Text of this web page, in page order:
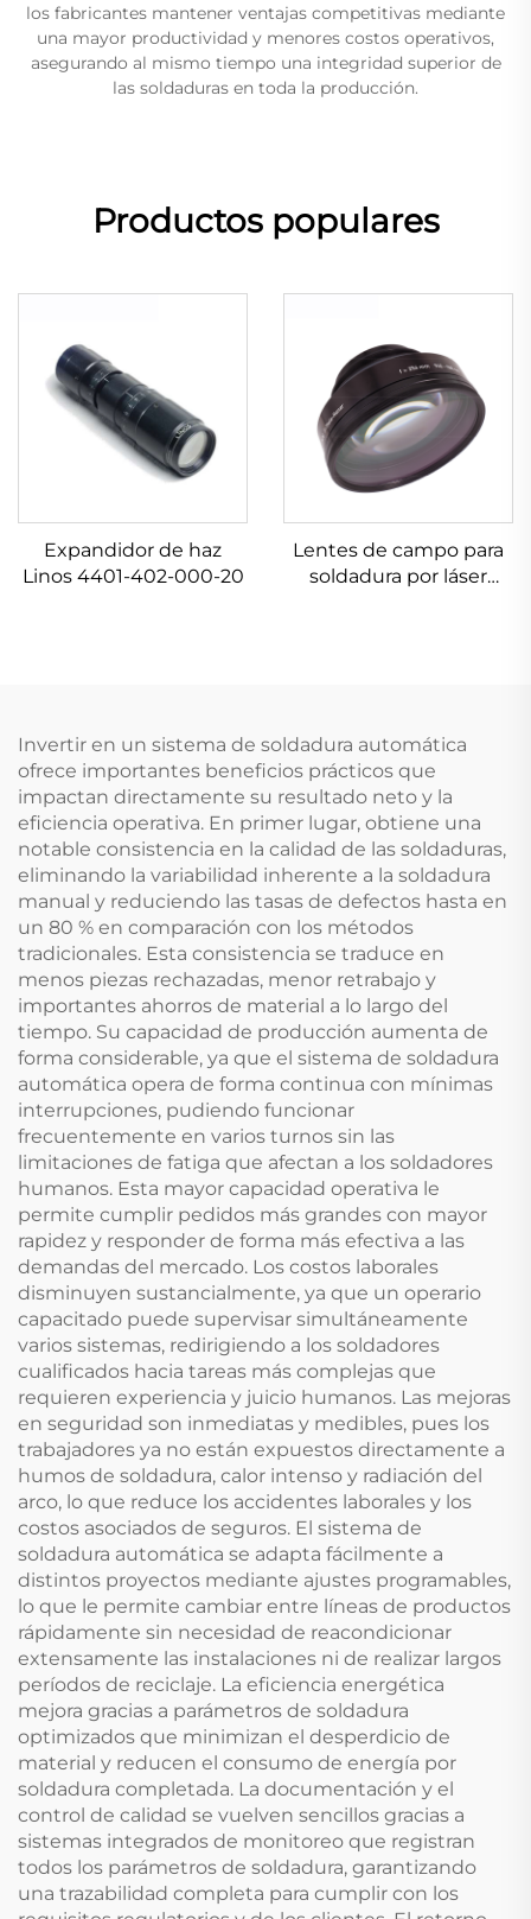
los fabricantes mantener ventajas competitivas mediante
una mayor productividad y menores costos operativos,
asegurando al mismo tiempo una integridad superior de
las soldaduras en toda la producción.
Productos populares
Expandidor de haz
Linos 4401-402-000-20
Lentes de campo para
soldadura por láser
Invertir en un sistema de soldadura automática
ofrece importantes beneficios prácticos que
impactan directamente su resultado neto y la
eficiencia operativa. En primer lugar, obtiene una
notable consistencia en la calidad de las soldaduras,
eliminando la variabilidad inherente a la soldadura
manual y reduciendo las tasas de defectos hasta en
un 80 % en comparación con los métodos
tradicionales. Esta consistencia se traduce en
menos piezas rechazadas, menor retrabajo y
importantes ahorros de material a lo largo del
tiempo. Su capacidad de producción aumenta de
forma considerable, ya que el sistema de soldadura
automática opera de forma continua con mínimas
interrupciones, pudiendo funcionar
frecuentemente en varios turnos sin las
limitaciones de fatiga que afectan a los soldadores
humanos. Esta mayor capacidad operativa le
permite cumplir pedidos más grandes con mayor
rapidez y responder de forma más efectiva a las
demandas del mercado. Los costos laborales
disminuyen sustancialmente, ya que un operario
capacitado puede supervisar simultáneamente
varios sistemas, redirigiendo a los soldadores
cualificados hacia tareas más complejas que
requieren experiencia y juicio humanos. Las mejoras
en seguridad son inmediatas y medibles, pues los
trabajadores ya no están expuestos directamente a
humos de soldadura, calor intenso y radiación del
arco, lo que reduce los accidentes laborales y los
costos asociados de seguros. El sistema de
soldadura automática se adapta fácilmente a
distintos proyectos mediante ajustes programables,
lo que le permite cambiar entre líneas de productos
rápidamente sin necesidad de reacondicionar
extensamente las instalaciones ni de realizar largos
períodos de reciclaje. La eficiencia energética
mejora gracias a parámetros de soldadura
optimizados que minimizan el desperdicio de
material y reducen el consumo de energía por
soldadura completada. La documentación y el
control de calidad se vuelven sencillos gracias a
sistemas integrados de monitoreo que registran
todos los parámetros de soldadura, garantizando
una trazabilidad completa para cumplir con los